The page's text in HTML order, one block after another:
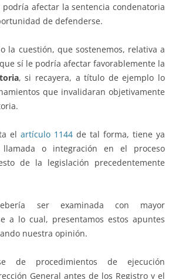
afectar la sentencia condenatoria
de defenderse.
la cuestión, que sostenemos, relativa a
sí le podría afectar favorablemente la
, si recayera, a título de ejemplo lo
que invalidaran objetivamente
el artículo 1144 de tal forma, tiene ya
o integración en el proceso
de la legislación precedentemente
ser examinada con mayor
a lo cual, presentamos estos apuntes
nuestra opinión.
de procedimientos de ejecución
General antes de los Registro y el